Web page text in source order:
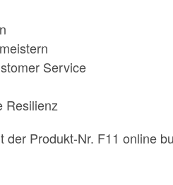
Service
Resilienz
Produkt-Nr. F11 online